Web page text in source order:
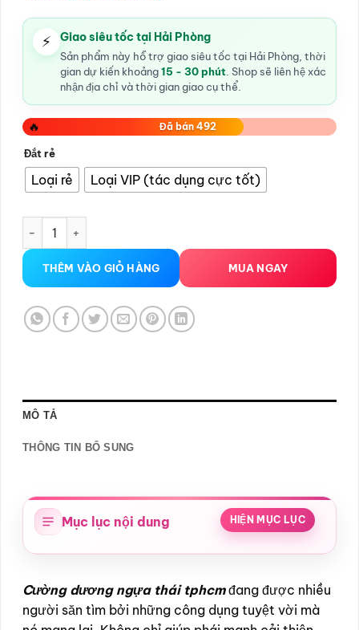
⚡ Giao siêu tốc tại Hải Phòng
Sản phẩm này hỗ trợ giao siêu tốc tại Hải Phòng, thời
gian dự kiến khoảng15 - 30 phút. Shop sẽ liên hệ xác
nhận địa chỉ và thời gian giao cụ thể.
🔥 Đã bán 492
Đắt rẻ
Loại rẻ Loại VIP (tác dụng cực tốt)
Cường dương ngựa thái tphcm số lượng
THÊM VÀO GIỎ HÀNG MUA NGAY
MÔ TẢ
THÔNG TIN BỔ SUNG
Mục lục nội dung HIỆN MỤC LỤC
Cường dương ngựa thái tphcmđang được nhiều
người săn tìm bởi những công dụng tuyệt vời mà